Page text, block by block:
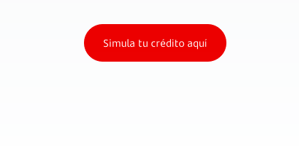
Simula tu crédito aquí